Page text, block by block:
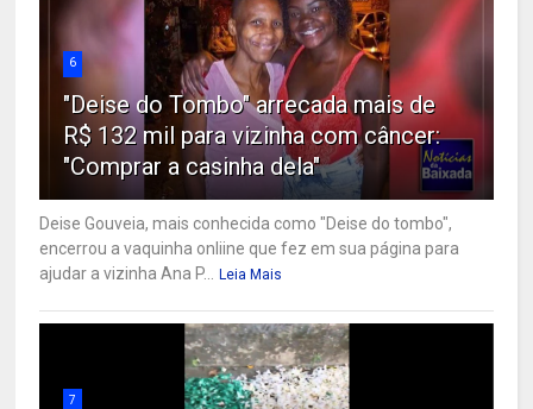
6
"Deise do Tombo" arrecada mais de
R$ 132 mil para vizinha com câncer:
"Comprar a casinha dela"
Deise Gouveia, mais conhecida como "Deise do tombo",
encerrou a vaquinha onliine que fez em sua página para
ajudar a vizinha Ana P... Leia Mais
7